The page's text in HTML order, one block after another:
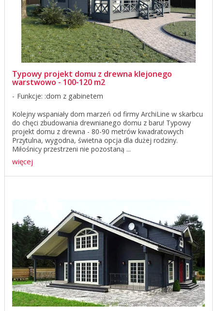
Typowy projekt domu z drewna klejonego
warstwowo - 100-120 m2
Funkcje: :dom z gabinetem
Kolejny wspaniały dom marzeń od firmy ArchiLine w skarbcu
do chęci zbudowania drewnianego domu z baru! Typowy
projekt domu z drewna - 80-90 metrów kwadratowych
Przytulna, wygodna, świetna opcja dla dużej rodziny.
Miłośnicy przestrzeni nie pozostaną ...
więcej